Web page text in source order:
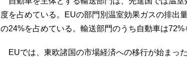
度を占めている。EUの部門別温室効果ガスの排出
の24%を占めている。輸送部門のうち自動車は72%
EUでは、東欧諸国の市場経済への移行が始まっ